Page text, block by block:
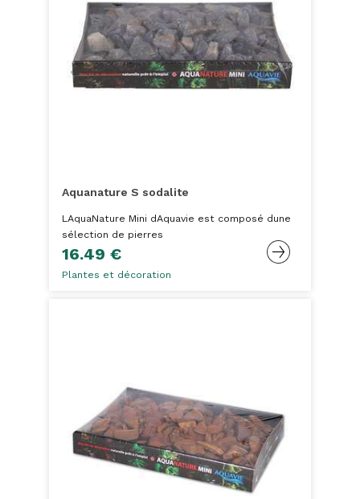
Aquanature S sodalite
LAquaNature Mini dAquavie est composé dune
sélection de pierres
16.49 €
Plantes et décoration